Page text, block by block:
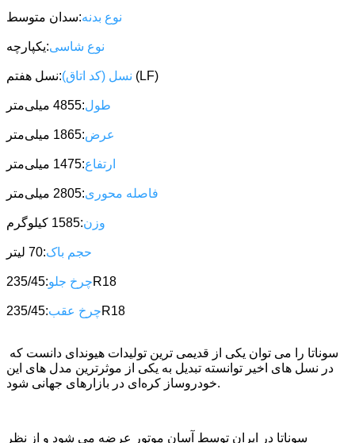
نوع بدنه:سدان متوسط
نوع شاسی:یکپارچه
نسل (کد اتاق) :نسل هفتم (LF)
طول:4855 میلی‌متر
عرض:1865 میلی‌متر
ارتفاع:1475 میلی‌متر
فاصله محوری:2805 میلی‌متر
وزن:1585 کیلوگرم
حجم باک:70 لیتر
چرخ جلو:235/45R18
چرخ عقب:235/45R18
در نسل های اخیر توانسته تبدیل به یکی از موثرترین مدل های این
خودروساز کره‌ای در بازارهای جهانی شود.
سوناتا در ایران توسط آسان موتور عرضه می شود و از نظر